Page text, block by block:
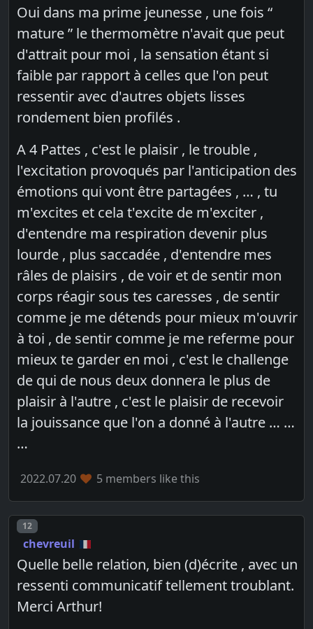
Oui dans ma prime jeunesse , une fois “
mature ” le thermomètre n'avait que peut
d'attrait pour moi , la sensation étant si
faible par rapport à celles que l'on peut
ressentir avec d'autres objets lisses
rondement bien profilés .
A 4 Pattes , c'est le plaisir , le trouble ,
l'excitation provoqués par l'anticipation des
émotions qui vont être partagées , … , tu
m'excites et cela t'excite de m'exciter ,
d'entendre ma respiration devenir plus
lourde , plus saccadée , d'entendre mes
râles de plaisirs , de voir et de sentir mon
corps réagir sous tes caresses , de sentir
comme je me détends pour mieux m'ouvrir
à toi , de sentir comme je me referme pour
mieux te garder en moi , c'est le challenge
de qui de nous deux donnera le plus de
plaisir à l'autre , c'est le plaisir de recevoir
la jouissance que l'on a donné à l'autre … …
…
2022.07.20 5 members like this
Post number
12
chevreuil
Quelle belle relation, bien (d)écrite , avec un
ressenti communicatif tellement troublant.
Merci Arthur!